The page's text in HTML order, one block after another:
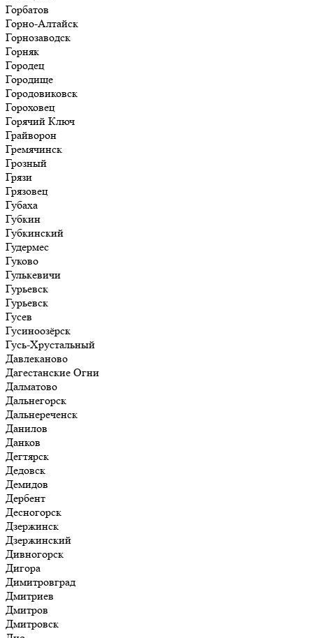
Горбатов
Горно-Алтайск
Горнозаводск
Горняк
Городец
Городище
Городовиковск
Гороховец
Горячий Ключ
Грайворон
Гремячинск
Грозный
Грязи
Грязовец
Губаха
Губкин
Губкинский
Гудермес
Гуково
Гулькевичи
Гурьевск
Гурьевск
Гусев
Гусиноозёрск
Гусь-Хрустальный
Давлеканово
Дагестанские Огни
Далматово
Дальнегорск
Дальнереченск
Данилов
Данков
Дегтярск
Дедовск
Демидов
Дербент
Десногорск
Дзержинск
Дзержинский
Дивногорск
Дигора
Димитровград
Дмитриев
Дмитров
Дмитровск